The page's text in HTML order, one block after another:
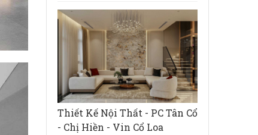
Thiết Kế Nội Thất - PC Tân Cổ
- Chị Hiền - Vin Cổ Loa